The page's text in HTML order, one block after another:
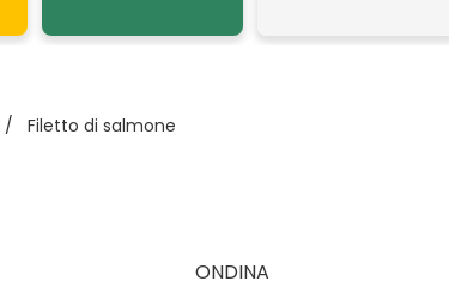
/ Filetto di salmone
ONDINA